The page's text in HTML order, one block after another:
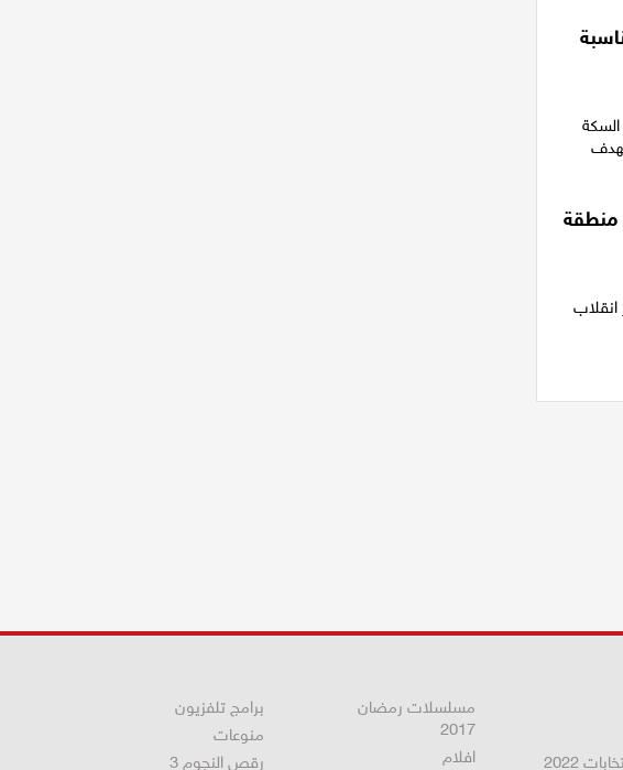
منطقة
إثر انقلاب
2022
مسلسلات رمضان
2017
افلام
برامج تلفزيون
منوعات
رقص النجوم 3